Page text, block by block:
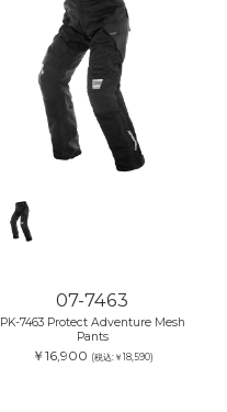
07-7463
PK-7463 Protect Adventure Mesh
Pants
￥16,900 (税込:￥18,590)